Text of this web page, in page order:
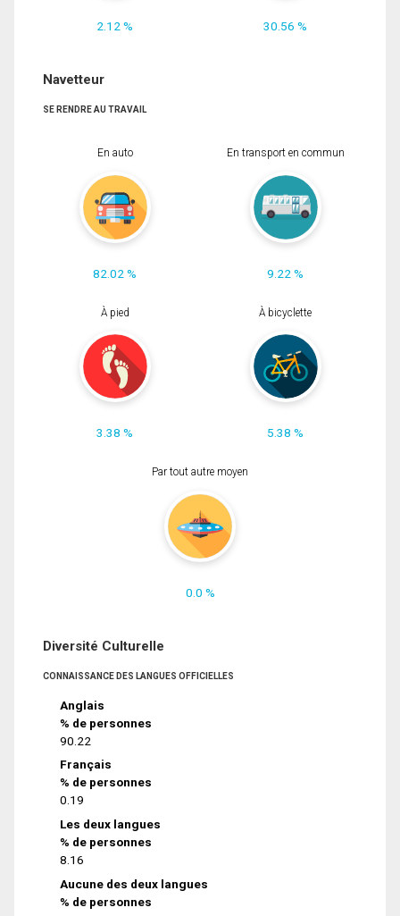
2.12 % 30.56 %
Navetteur
SE RENDRE AU TRAVAIL
En auto
82.02 %
En transport en commun
9.22 %
À pied
3.38 %
À bicyclette
5.38 %
Par tout autre moyen
0.0 %
Diversité Culturelle
CONNAISSANCE DES LANGUES OFFICIELLES
Anglais
% de personnes
90.22
Français
% de personnes
0.19
Les deux langues
% de personnes
8.16
Aucune des deux langues
% de personnes